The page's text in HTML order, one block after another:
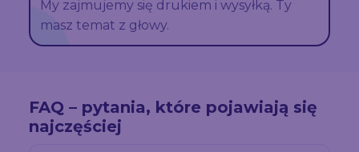
My zajmujemy się drukiem i wysyłką. Ty
masz temat z głowy.
FAQ – pytania, które pojawiają się
najczęściej